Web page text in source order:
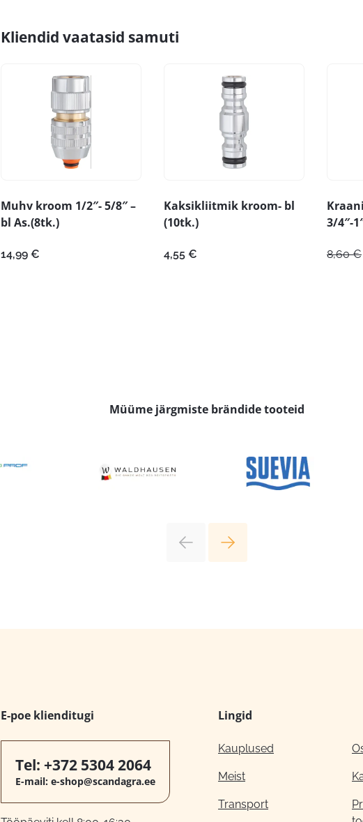
Kliendid vaatasid samuti
Muhv kroom 1/2″- 5/8″ –
bl As.(8tk.)
14,99 €
Kaksikliitmik kroom- bl
(10tk.)
4,55 €
3/4″-
8,60€
Müüme järgmiste brändide tooteid
E-poe klienditugi
Tel: +372 5304 2064
E-mail: e-shop@scandagra.ee
Lingid
Kauplused
Meist
Transport